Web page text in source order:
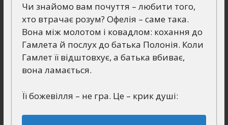
Чи знайомо вам почуття – любити того,
хто втрачає розум? Офелія – саме така.
Вона між молотом і ковадлом: кохання до
Гамлета й послух до батька Полонія. Коли
Гамлет її відштовхує, а батька вбиває,
вона ламається.
Її божевілля – не гра. Це – крик душі: